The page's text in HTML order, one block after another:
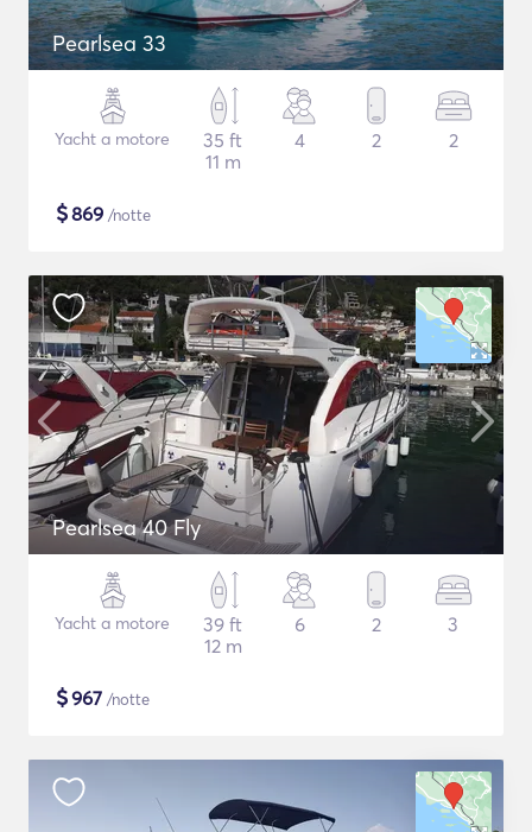
Pearlsea 33
Yacht a motore
35 ft
11 m
4 2 2
$869 /notte
Pearlsea 40 Fly
Yacht a motore
39 ft
12 m
6 2 3
$967 /notte